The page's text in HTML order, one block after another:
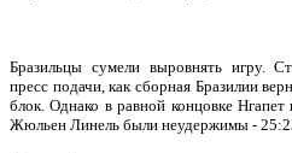
Бразильцы сумели выровнять игру.
пресс подачи, как сборная Бразилии
блок. Однако в равной концовке
Жюльен Линель были неудержимы -